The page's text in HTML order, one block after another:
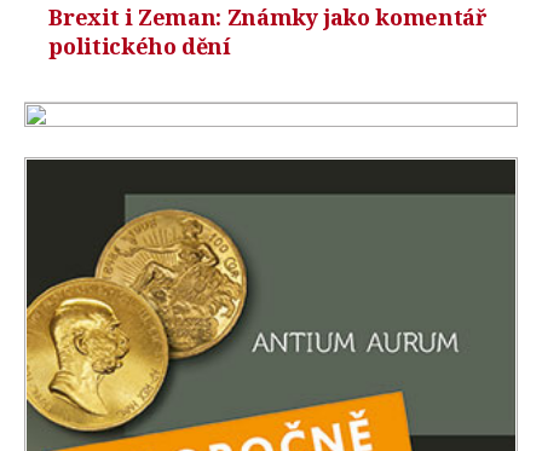
Brexit i Zeman: Známky jako komentář
politického dění